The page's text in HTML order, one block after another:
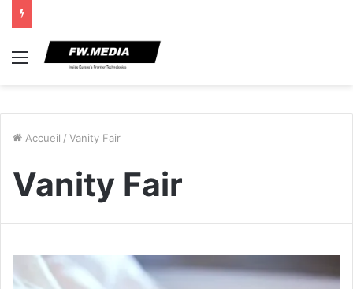
Menu
Accueil / Vanity Fair
Vanity Fair